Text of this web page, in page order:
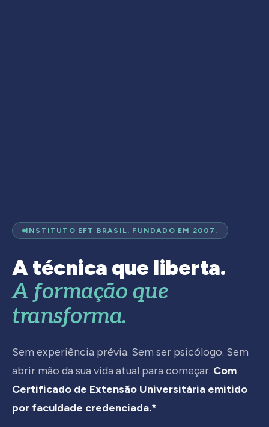
INSTITUTO EFT BRASIL. FUNDADO EM 2007.
A técnica que liberta.
A formação que
transforma.
Sem experiência prévia. Sem ser psicólogo. Sem
abrir mão da sua vida atual para começar. Com
Certificado de Extensão Universitária emitido
por faculdade credenciada.*